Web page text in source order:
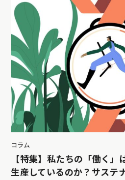
コラム
【特集】私たちの「働く」
生産しているのか？サステ